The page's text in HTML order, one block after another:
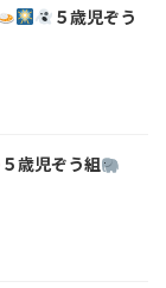
５歳児ぞう
５歳児ぞう組